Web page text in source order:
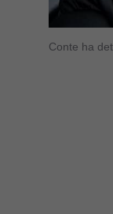
Conte ha